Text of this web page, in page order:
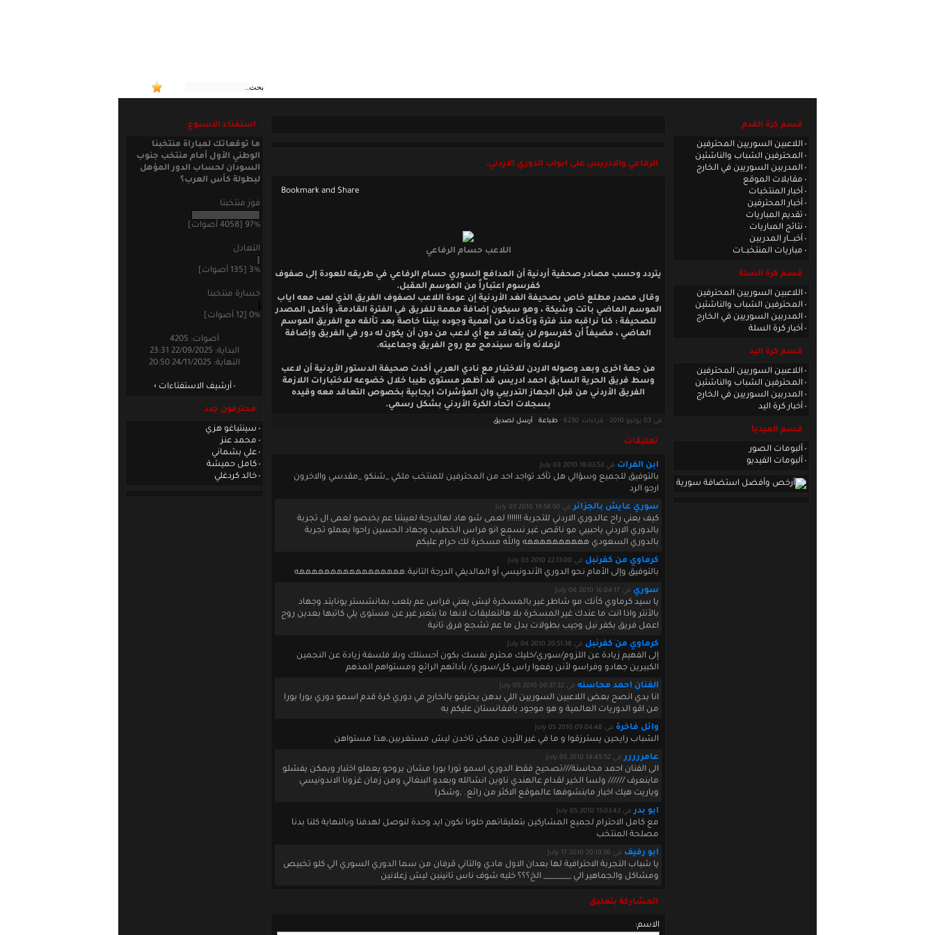
قسم كرة القدم
اللاعبين السوريين المحترفين
المحترفين الشباب والناشئين
المدربين السوريين في الخارج
مقابلات الموقع
أخبار المنتخبات
أخبار المحترفين
تقديم المباريات
نتائج المباريات
أخبـــار المدربين
مباريات المنتخبــات
قسم كرة السلة
اللاعبين السوريين المحترفين
المحترفين الشباب والناشئين
المدربين السوريين في الخارج
أخبار كرة السلة
قسم كرة اليد
اللاعبين السوريين المحترفين
المحترفين الشباب والناشئين
المدربين السوريين في الخارج
أخبار كرة اليد
قسم الميديا
ألبومات الصور
ألبومات الفيديو
الرفاعي والادريس على ابواب الدوري الاردني.
اللاعب حسام الرفاعي
يتردد وحسب مصادر صحفية أردنية أن المدافع السوري حسام الرفاعي في طريقه للعودة إلى صفوف
كفرسوم اعتباراً من الموسم المقبل.
وقال مصدر مطلع خاص بصحيفة الغد الأردنية إن عودة اللاعب لصفوف الفريق الذي لعب معه اياب
الموسم الماضي باتت وشيكة ، وهو سيكون إضافة مهمة للفريق في الفترة القادمة، وأكمل المصدر
للصحيفة : كنا نراقبه منذ فترة وتأكدنا من أهمية وجوده بيننا خاصة بعد تألقه مع الفريق الموسم
الماضي ، مضيفاً أن كفرسوم لن يتعاقد مع أي لاعب من دون أن يكون له دور في الفريق وإضافة
لزملائه وأنه سيندمج مع روح الفريق وجماعيته.
من جهة اخرى وبعد وصوله الاردن للاختبار مع نادي العربي أكدت صحيفة الدستور الأردنية أن لاعب
وسط فريق الحرية السابق احمد ادريس قد أظهر مستوى طيبا خلال خضوعه للاختبارات اللازمة
الفريق الأردني من قبل الجهاز التدريبي وان المؤشرات ايجابية بخصوص التعاقد معه وقيده
بسجلات اتحاد الكرة الأردني بشكل رسمي.
في 03 يوليو 2010 · قراءات: 6230 · طباعة أرسل لصديق
تعليقات
ابن الفرات في July 03 2010 18:03:53
بالتوفيق للجميع وسؤالي هل تأكد تواجد احد من المحترفين للمنتخب ملكي _شنكو _مقدسي والاخرون
ارجو الرد
سوري عايش بالجزائر في July 03 2010 19:58:50
كيف يعني راح عالدوري الاردني للتجربة !!!!!!! لعمى شو هاد لهالدرجة لعيبتنا عم يخبصو لعمى ال تجربة
بالدوري الاردني ياحبيبي مو ناقص غير نسمع انو فراس الخطيب وجهاد الحسين راحوا يعملو تجربة
بالدوري السعودي ههههههههههه والله مسخرة لك حرام عليكم
كرماوي من كفرنبل في July 03 2010 22:13:00
بالتوفيق وإلى الأمام نحو الدوري الأندونيسي أو المالديفي الدرجة التانية.هههههههههههههههههه
سوري في July 04 2010 16:04:17
يا سيد كرماوي كأنك مو شاطر غير بالمسخرة ليش يعني فراس عم يلعب بمانشستر يونايتد وجهاد
بالأنتر واذا انت ما عندك غير المسخرة بلا هالتعليقات لانها ما بتعبر غير عن مستوى يلي كاتبها بعدين روح
اعمل فريق بكفر نبل وجيب بطولات بدل ما عم تشجع فرق تانية
كرماوي من كفرنبل في July 04 2010 20:51:38
إلى الفهيم زيادة عن اللزوم/سوري/خليك محترم نفسك بكون أحسنلك وبلا فلسفة زيادة عن النجمين
الكبيرين جهادو وفراسو لأنن رفعوا راس كل/سوري/ بأدائهم الرائع ومستواهم المذهم
الفنان احمد محاسنه في July 05 2010 00:37:32
انا بدي انصح بعض اللاعبين السوريين اللي بدهن يحترفو بالخارج في دوري كرة قدم اسمو دوري بورا بورا
من اقو الدوريات العالمية و هو موجود بافغانستان عليكم به
وائل فاخرة في July 05 2010 09:04:48
الشباب رايحين يسترزقوا و ما في غير الأردن ممكن تاخدن ليش مستغربين,هذا مستواهن
عامررررر في July 05 2010 14:49:52
الى الفنان احمد محاسنة///تصحيح فقط الدوري اسمو تورا بورا مشان يروحو يعملو اختبار ويمكن يفشلو
مابنعرف ////// ولسا الخير لقدام عالهندي ناوين انشالله وبعدو البنغالي ومن زمان غزونا الاندونيسي
وياريت هيك اخبار مابنشوفها عالموقع الاكثر من رائع. ,وشكرا
ابو بدر في July 05 2010 15:03:43
مع كامل الاحترام لجميع المشاركين بتعليقاتهم خلونا نكون ايد وحدة لنوصل لهدفنا وبالنهاية كلنا بدنا
مصلحة المنتخب
ابو رفيف في July 17 2010 20:19:56
يا شباب التجربة الاحترافية لها بعدان الاول مادي والتاني قرفان من سما الدوري السوري الي كلو تخبيص
ومشاكل والجماهير الي ________ الخ؟؟؟ خليه شوف ناس تانينين ليش زعلانين
المشاركة بتعليق
الاسم:
استفتاء الاسبوع
ما توقعاتك لمباراة منتخبنا
الوطني الأول أمام منتخب جنوب
السودان لحساب الدور المؤهل
لبطولة كأس العرب؟
فوز منتخبنا
97% [4058 أصوات]
التعادل
3% [135 أصوات]
خسارة منتخبنا
0% [12 أصوات]
أصوات: 4205
البداية: 22/09/2025 23:31
النهاية: 24/11/2025 20:50
أرشيف الاستفتاءات
محترفون جدد
سينتياغو هزي
محمد عنز
علي بشماني
كامل حميشة
خالد كردغلي